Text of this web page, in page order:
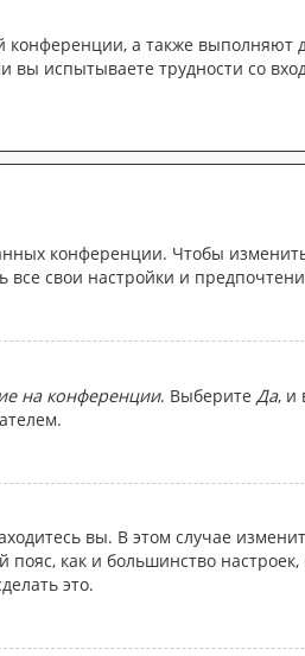
а также выполняют
испытываете трудности со
конференции. Чтобы
свои настройки и
на конференции. Выберите Да, и
вы. В этом случае
как и большинство настроек,
это.